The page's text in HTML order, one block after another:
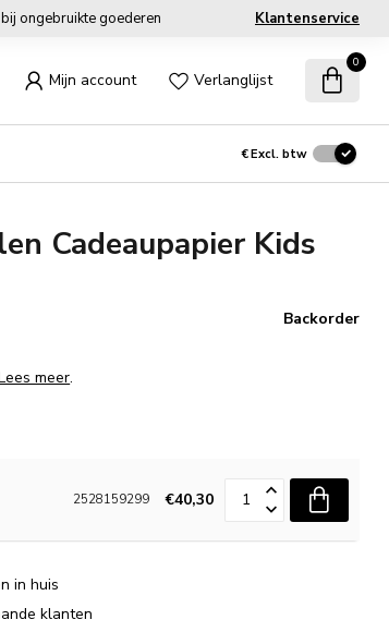
ongebruikte goederen Klantenservice
Mijn account Verlanglijst
0
€Excl. btw
Cadeaupapier Kids
Backorder
meer.
2528159299 €40,30
in huis
klanten